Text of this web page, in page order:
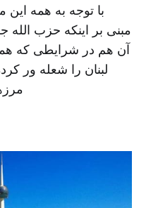
با توجه به همه
مبنی بر اینکه حزب الله
آن هم در شرایطی که
لبنان را شعله ور